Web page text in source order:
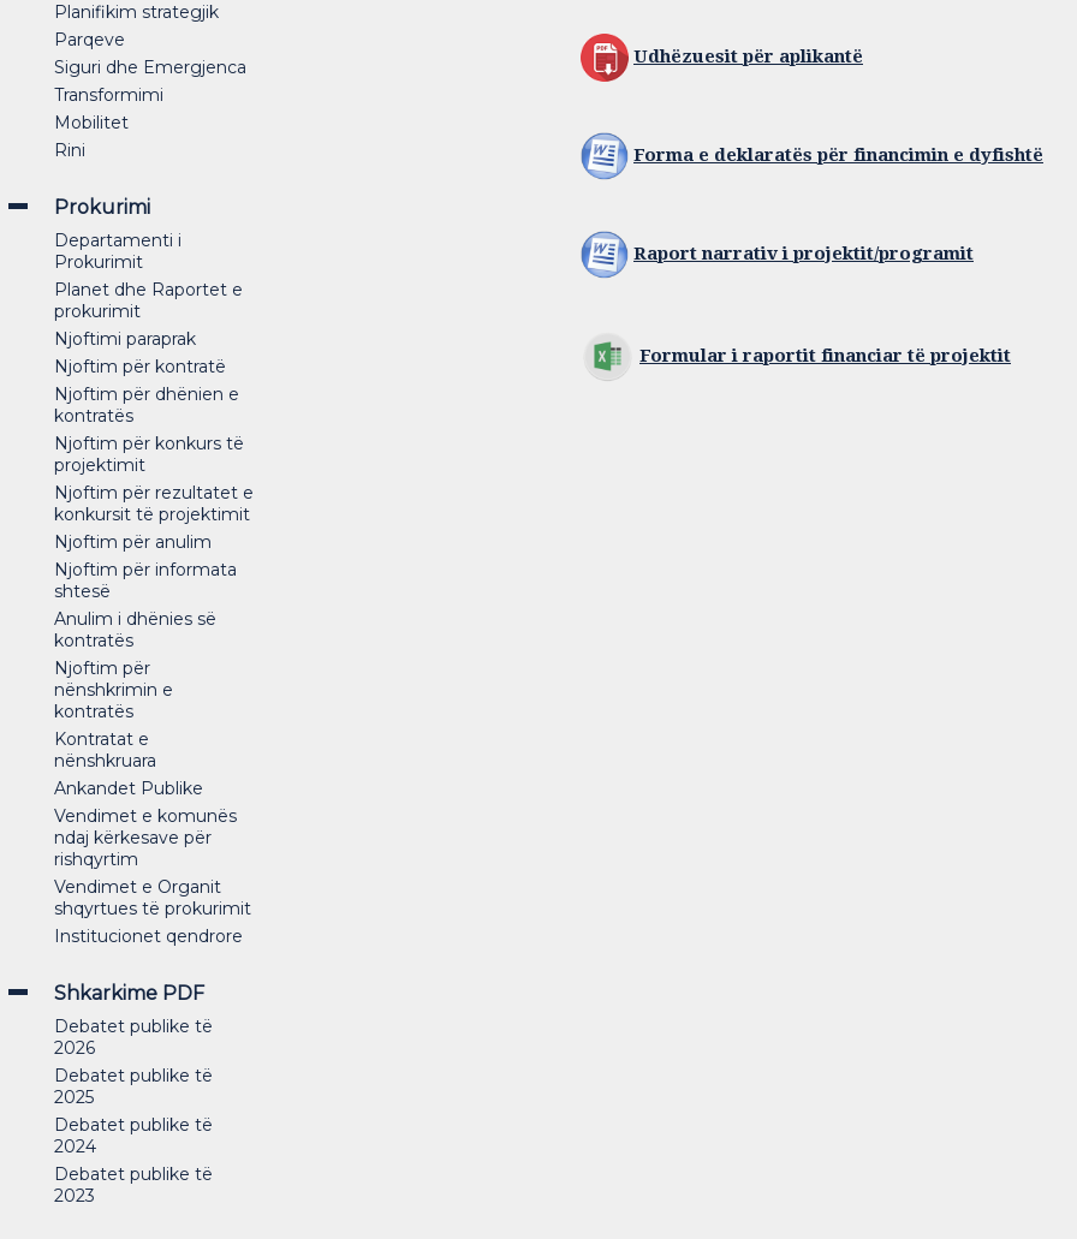
Planifikim strategjik
Parqeve
Siguri dhe Emergjenca
Transformimi
Mobilitet
Rini
Prokurimi
Departamenti i
Prokurimit
Planet dhe Raportet e
prokurimit
Njoftimi paraprak
Njoftim për kontratë
Njoftim për dhënien e
kontratës
Njoftim për konkurs të
projektimit
Njoftim për rezultatet e
konkursit të projektimit
Njoftim për anulim
Njoftim për informata
shtesë
Anulim i dhënies së
kontratës
Njoftim për
nënshkrimin e
kontratës
Kontratat e
nënshkruara
Ankandet Publike
Vendimet e komunës
ndaj kërkesave për
rishqyrtim
Vendimet e Organit
shqyrtues të prokurimit
Institucionet qendrore
Shkarkime PDF
Debatet publike të
2026
Debatet publike të
2025
Debatet publike të
2024
Debatet publike të
2023
Udhëzuesit për aplikantë
Forma e deklaratës për financimin e dyfishtë
Raport narrativ i projektit/programit
Formular i raportit financiar të projektit